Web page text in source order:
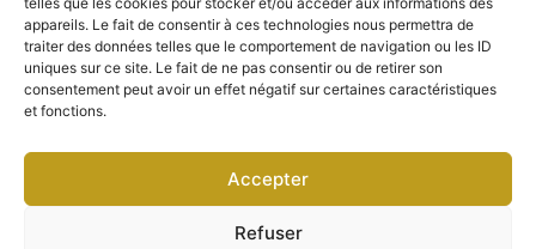
appareils. Le fait de consentir à ces technologies nous permettra de
traiter des données telles que le comportement de navigation ou les ID
uniques sur ce site. Le fait de ne pas consentir ou de retirer son
consentement peut avoir un effet négatif sur certaines caractéristiques
et fonctions.
Accepter
Refuser
Mon espace personnel
Conditions générales de vente
©2025. Le Cellier du Château Sàrl. Tous droits